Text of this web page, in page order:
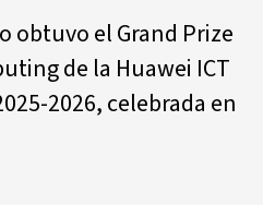
obtuvo el Grand Prize
de la Huawei ICT
2026, celebrada en